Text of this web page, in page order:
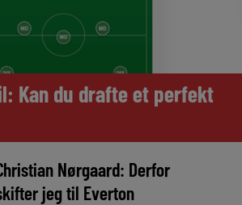
Kan du drafte et perfekt
Nørgaard: Derfor
jeg til Everton